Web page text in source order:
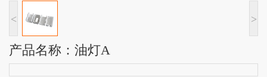
< >
产品名称：油灯A